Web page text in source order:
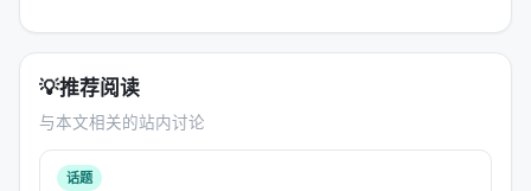
💡推荐阅读
与本文相关的站内讨论
话题